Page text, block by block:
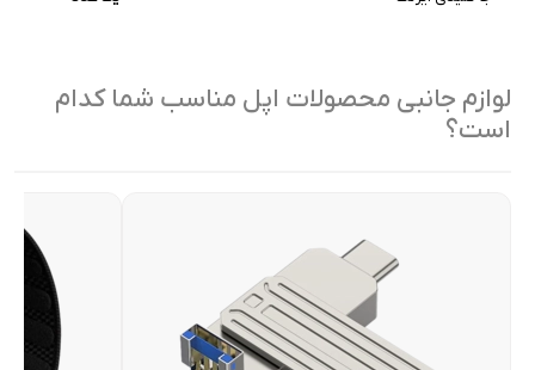
لوازم جانبی محصولات اپل مناسب شما کدام
است؟